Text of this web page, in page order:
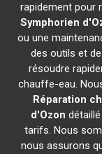
rapidement pour
Symphorien
ou une
des outils et
résoudre
chauffe-eau.
Réparation
d'Ozon
tarifs. Nous
nous assurons